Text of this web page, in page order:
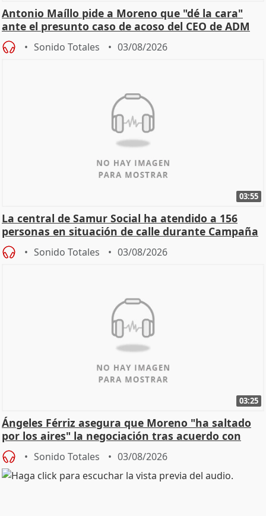
Antonio Maíllo pide a Moreno que "dé la cara"
ante el presunto caso de acoso del CEO de ADM
Sonido Totales 03/08/2026
03:55
La central de Samur Social ha atendido a 156
personas en situación de calle durante Campaña
de Calor
Sonido Totales 03/08/2026
03:25
Ángeles Férriz asegura que Moreno "ha saltado
por los aires" la negociación tras acuerdo con
SMA
Sonido Totales 03/08/2026